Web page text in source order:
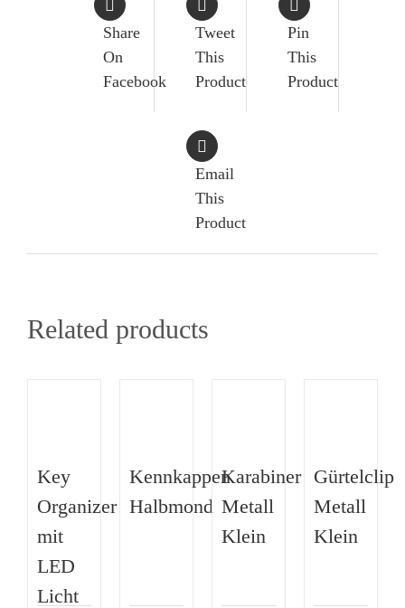
Share
On
Facebook
Tweet
This
Product
Pin
This
Product
Email
This
Product
Related products
Key
Organizer
mit
LED
Licht
Kennkappen
Halbmond
Karabiner
Metall
Klein
Gürtelclip
Metall
Klein